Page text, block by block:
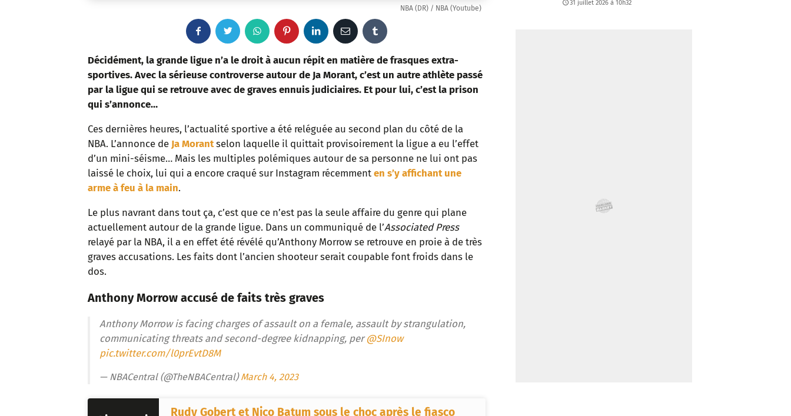
NBA (DR) / NBA (Youtube)
c
b
o
i
t
e
r
W
h
a
s
p
P
n
e
e
t
i
n
e
d
I
E
m
a
l
u
m
l
Décidément, la grande ligue n’a le droit à aucun répit en matière de frasques extra-
sportives. Avec la sérieuse controverse autour de Ja Morant, c’est un autre athlète passé
par la ligue qui se retrouve avec de graves ennuis judiciaires. Et pour lui, c’est la prison
qui s’annonce…
Ces dernières heures, l’actualité sportive a été reléguée au second plan du côté de la
NBA. L’annonce de Ja Morantselon laquelle il quittait provisoirement la ligue a eu l’effet
d’un mini-séisme… Mais les multiples polémiques autour de sa personne ne lui ont pas
laissé le choix, lui qui a encore craqué sur Instagram récemment en s’y affichant une
arme à feu à la main.
Le plus navrant dans tout ça, c’est que ce n’est pas la seule affaire du genre qui plane
actuellement autour de la grande ligue. Dans un communiqué de l’Associated Press
relayé par la NBA, il a en effet été révélé qu’Anthony Morrow se retrouve en proie à de très
graves accusations. Les faits dont l’ancien shooteur serait coupable font froids dans le
dos.
Anthony Morrow accusé de faits très graves
Anthony Morrow is facing charges of assault on a female, assault by strangulation,
communicating threats and second-degree kidnapping, per@SInow
pic.twitter.com/l0prEvtD8M
— NBACentral (@TheNBACentral)March 4, 2023
Rudy Gobert et Nico Batum sous le choc après le fiasco
31 juillet 2026 à 10h32